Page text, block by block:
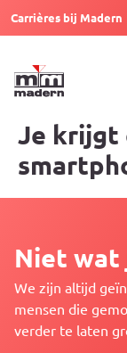
Carrières bij Madern
Je krijgt
Niet wat
We zijn altijd
mensen die
verder te laten